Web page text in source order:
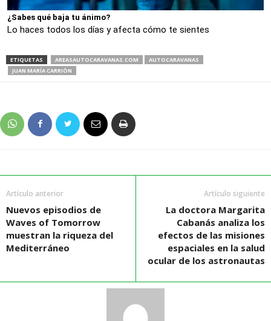
¿Sabes qué baja tu ánimo?
Lo haces todos los días y afecta cómo te sientes
ETIQUETAS AREASAUTOCARAVANAS.COM
AUTOCARAVANAS
JUAN MARÍA CARRIÓN
Artículo anterior
Nuevos episodios de
Waves of Tomorrow
muestran la riqueza del
Mediterráneo
Artículo siguiente
La doctora Margarita
Cabanás analiza los
efectos de las misiones
espaciales en la salud
ocular de los astronautas